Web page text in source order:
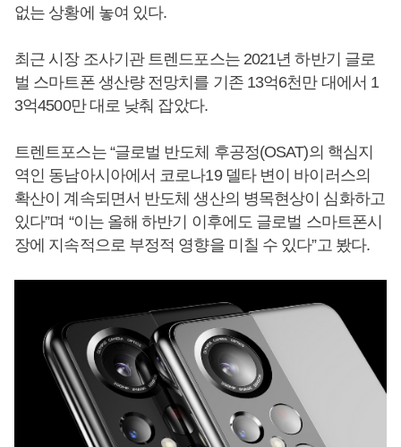
없는 상황에 놓여 있다.
최근 시장 조사기관 트렌드포스는 2021년 하반기 글로
벌 스마트폰 생산량 전망치를 기존 13억6천만 대에서 1
3억4500만 대로 낮춰 잡았다.
트렌트포스는 “글로벌 반도체 후공정(OSAT)의 핵심지
역인 동남아시아에서 코로나19 델타 변이 바이러스의
확산이 계속되면서 반도체 생산의 병목현상이 심화하고
있다”며 “이는 올해 하반기 이후에도 글로벌 스마트폰시
장에 지속적으로 부정적 영향을 미칠 수 있다”고 봤다.